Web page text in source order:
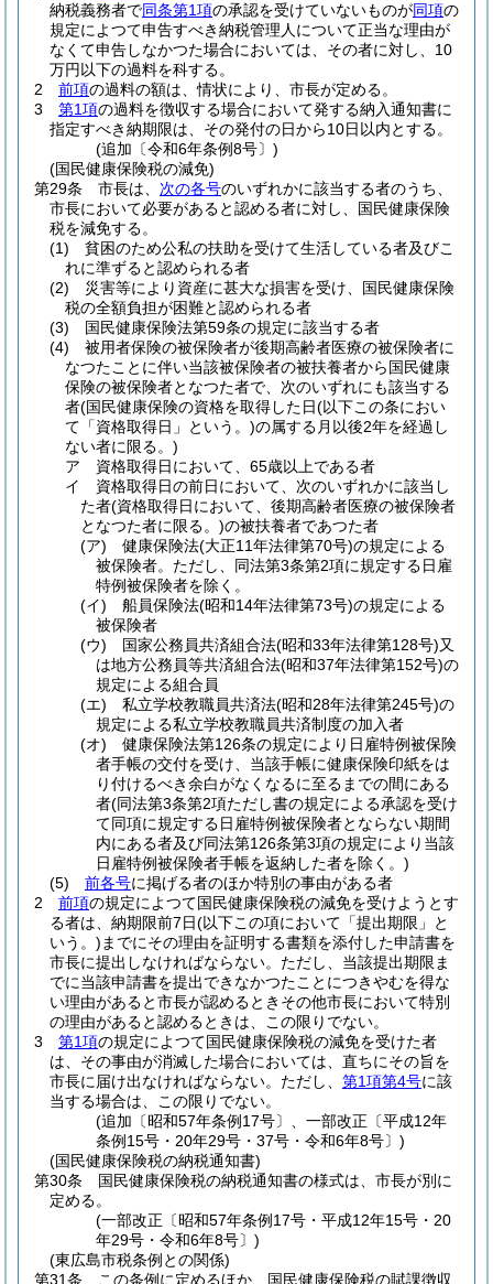
納税義務者で同条第1項の承認を受けていないものが同項の
規定によつて申告すべき納税管理人について正当な理由が
なくて申告しなかつた場合においては、その者に対し、10
万円以下の過料を科する。
2
前項の過料の額は、情状により、市長が定める。
3
第1項の過料を徴収する場合において発する納入通知書に
指定すべき納期限は、その発付の日から10日以内とする。
(追加〔令和6年条例8号〕)
(国民健康保険税の減免)
第29条
市長は、 次の各号のいずれかに該当する者のうち、
市長において必要があると認める者に対し、国民健康保険
税を減免する。
(1)
貧困のため公私の扶助を受けて生活している者及びこ
れに準ずると認められる者
(2)
災害等により資産に甚大な損害を受け、国民健康保険
税の全額負担が困難と認められる者
(3)
国民健康保険法第59条の規定に該当する者
(4)
被用者保険の被保険者が後期高齢者医療の被保険者に
なつたことに伴い当該被保険者の被扶養者から国民健康
保険の被保険者となつた者で、次のいずれにも該当する
者(国民健康保険の資格を取得した日(以下この条におい
て「資格取得日」という。)の属する月以後2年を経過し
ない者に限る。)
ア
資格取得日において、65歳以上である者
イ
資格取得日の前日において、次のいずれかに該当し
た者(資格取得日において、後期高齢者医療の被保険者
となつた者に限る。)の被扶養者であつた者
(ア)
健康保険法(大正11年法律第70号)の規定による
被保険者。 ただし、同法第3条第2項に規定する日雇
特例被保険者を除く。
(イ)
船員保険法(昭和14年法律第73号)の規定による
被保険者
(ウ)
国家公務員共済組合法(昭和33年法律第128号)又
は地方公務員等共済組合法(昭和37年法律第152号)の
規定による組合員
(エ)
私立学校教職員共済法(昭和28年法律第245号)の
規定による私立学校教職員共済制度の加入者
(オ)
健康保険法第126条の規定により日雇特例被保険
者手帳の交付を受け、当該手帳に健康保険印紙をは
り付けるべき余白がなくなるに至るまでの間にある
者(同法第3条第2項ただし書の規定による承認を受け
て同項に規定する日雇特例被保険者とならない期間
内にある者及び同法第126条第3項の規定により当該
日雇特例被保険者手帳を返納した者を除く。)
(5)
前各号に掲げる者のほか特別の事由がある者
2
前項の規定によつて国民健康保険税の減免を受けようとす
る者は、納期限前7日(以下この項において「提出期限」と
いう。) までにその理由を証明する書類を添付した申請書を
市長に提出しなければならない。 ただし、当該提出期限ま
でに当該申請書を提出できなかつたことにつきやむを得な
い理由があると市長が認めるときその他市長において特別
の理由があると認めるときは、この限りでない。
3
第1項の規定によつて国民健康保険税の減免を受けた者
は、その事由が消滅した場合においては、直ちにその旨を
市長に届け出なければならない。 ただし、 第1項第4号に該
当する場合は、この限りでない。
(追加〔昭和57年条例17号〕、一部改正〔平成12年
条例15号・20年29号・37号・令和6年8号〕)
(国民健康保険税の納税通知書)
第30条
国民健康保険税の納税通知書の様式は、市長が別に
定める。
(一部改正〔昭和57年条例17号・平成12年15号・20
年29号・令和6年8号〕)
(東広島市税条例との関係)
第31条
この条例に定めるほか、国民健康保険税の賦課徴収